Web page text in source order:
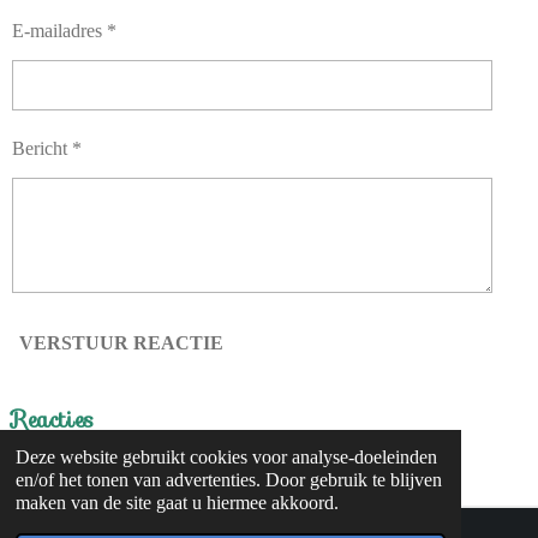
Deze website gebruikt cookies voor analyse-doeleinden
en/of het tonen van advertenties. Door gebruik te blijven
maken van de site gaat u hiermee akkoord.
E-mailadres *
Bericht *
VERSTUUR REACTIE
Reacties
Er zijn geen reacties geplaatst.